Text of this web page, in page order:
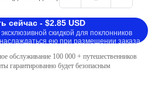
сейчас - $2.85 USD
скидкой для поклонников
ею при размещении заказа.
обслуживание 100 000 + путешественников
гарантированно будет безопасным